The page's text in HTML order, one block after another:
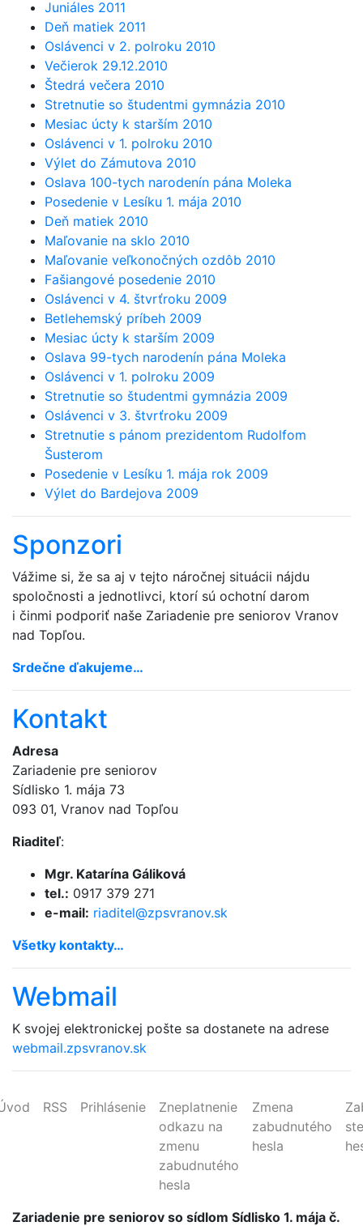
Juniáles 2011
Deň matiek 2011
Oslávenci v 2. polroku 2010
Večierok 29.12.2010
Štedrá večera 2010
Stretnutie so študentmi gymnázia 2010
Mesiac úcty k starším 2010
Oslávenci v 1. polroku 2010
Výlet do Zámutova 2010
Oslava 100-tych narodenín pána Moleka
Posedenie v Lesíku 1. mája 2010
Deň matiek 2010
Maľovanie na sklo 2010
Maľovanie veľkonočných ozdôb 2010
Fašiangové posedenie 2010
Oslávenci v 4. štvrťroku 2009
Betlehemský príbeh 2009
Mesiac úcty k starším 2009
Oslava 99-tych narodenín pána Moleka
Oslávenci v 1. polroku 2009
Stretnutie so študentmi gymnázia 2009
Oslávenci v 3. štvrťroku 2009
Stretnutie s pánom prezidentom Rudolfom
Šusterom
Posedenie v Lesíku 1. mája rok 2009
Výlet do Bardejova 2009
Sponzori
Vážime si, že sa aj v tejto náročnej situácii nájdu
spoločnosti a jednotlivci, ktorí sú ochotní darom
i činmi podporiť naše Zariadenie pre seniorov Vranov
nad Topľou.
Srdečne ďakujeme…
Kontakt
Adresa
Zariadenie pre seniorov
Sídlisko 1. mája 73
093 01, Vranov nad Topľou
Riaditeľ:
Mgr. Katarína Gáliková
tel.: 0917 379 271
e-mail: riaditel@zpsvranov.sk
Všetky kontakty…
Webmail
K svojej elektronickej pošte sa dostanete na adrese
webmail.zpsvranov.sk
RSS Prihlásenie
Zneplatnenie
odkazu na
zmenu
zabudnutého
hesla
Zmena
zabudnutého
hesla
ste
Zariadenie pre seniorov so sídlom Sídlisko 1. mája č.